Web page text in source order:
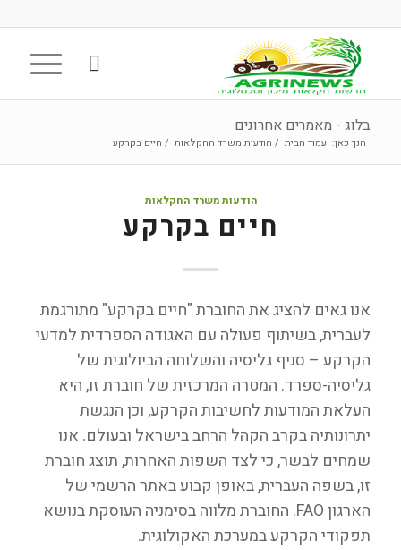
בלוג - מאמרים אחרונים
הנך כאן: עמוד הבית / הודעות משרד החקלאות / חיים בקרקע
הודעות משרד החקלאות
חיים בקרקע
אנו גאים להציג את החוברת "חיים בקרקע" מתורגמת
לעברית, בשיתוף פעולה עם האגודה הספרדית למדעי
הקרקע – סניף גליסיה והשלוחה הביולוגית של
גליסיה-ספרד. המטרה המרכזית של חוברת זו, היא
העלאת המודעות לחשיבות הקרקע, וכן הנגשת
יתרונותיה בקרב הקהל הרחב בישראל ובעולם. אנו
שמחים לבשר, כי לצד השפות האחרות, תוצג חוברת
זו, בשפה העברית, באופן קבוע באתר הרשמי של
הארגון FAO. החוברת מלווה בסימניה העוסקת בנושא
תפקודי הקרקע במערכת האקולוגית.